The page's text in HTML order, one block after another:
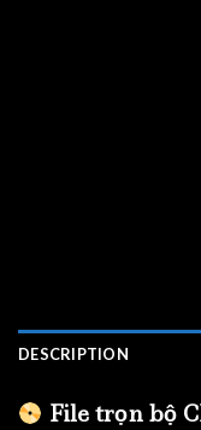
DESCRIPTION
File trọn bộ